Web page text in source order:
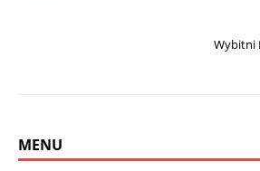
Wybitni
MENU